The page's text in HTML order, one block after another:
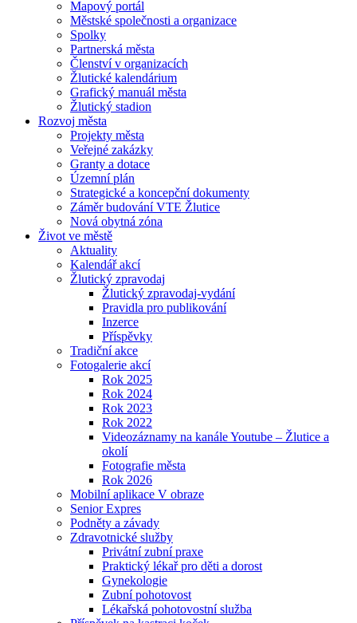
Mapový portál
Městské společnosti a organizace
Spolky
Partnerská města
Členství v organizacích
Žlutické kalendárium
Grafický manuál města
Žlutický stadion
Rozvoj města
Projekty města
Veřejné zakázky
Granty a dotace
Územní plán
Strategické a koncepční dokumenty
Záměr budování VTE Žlutice
Nová obytná zóna
Život ve městě
Aktuality
Kalendář akcí
Žlutický zpravodaj
Žlutický zpravodaj-vydání
Pravidla pro publikování
Inzerce
Příspěvky
Tradiční akce
Fotogalerie akcí
Rok 2025
Rok 2024
Rok 2023
Rok 2022
Videozáznamy na kanále Youtube – Žlutice a
okolí
Fotografie města
Rok 2026
Mobilní aplikace V obraze
Senior Expres
Podněty a závady
Zdravotnické služby
Privátní zubní praxe
Praktický lékař pro děti a dorost
Gynekologie
Zubní pohotovost
Lékařská pohotovostní služba